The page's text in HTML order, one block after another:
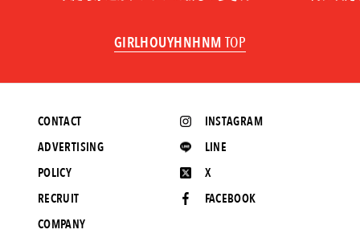
GIRLHOUYHNHNM TOP
INSTAGRAM
LINE
X
FACEBOOK
CONTACT
ADVERTISING
POLICY
RECRUIT
COMPANY